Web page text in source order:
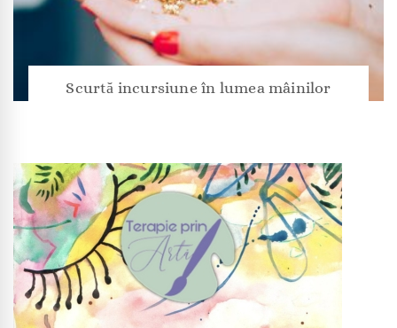
Scurtă incursiune în lumea mâinilor